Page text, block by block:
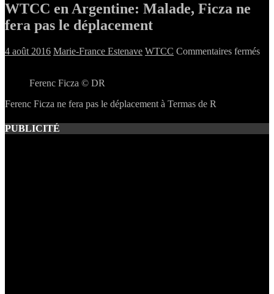
WTCC en Argentine: Malade, Ficza ne
fera pas le déplacement
4 août 2016 Marie-France Estenave WTCC Commentaires ferméssur
Ferenc Ficza © DR
Ferenc Ficza ne fera pas le déplacement à Termas de R
PUBLICITÉ